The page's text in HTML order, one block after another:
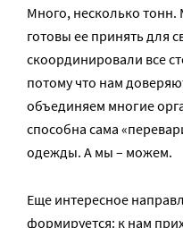
Много, несколько
готовы ее принять для
скоординировали все
потому что нам
объединяем многие
способна сама
одежды. А мы – можем.
Еще интересное
формируется: к нам